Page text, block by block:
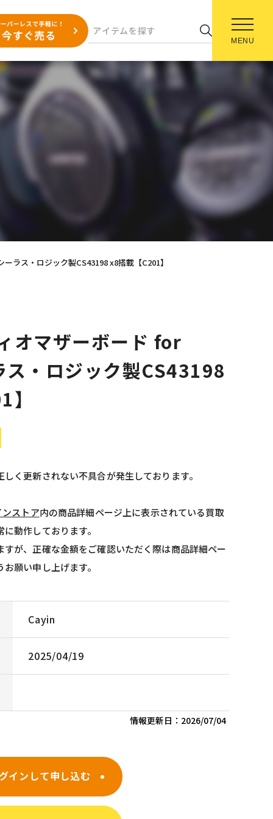
MENU
ラス・ロジック製CS43198 x8搭載【C201】
オマザーボード for
・ロジック製CS43198
く更新されない不具合が発生しております。
ストア内の商品詳細ページ上に表示されている買取
動作しております。
が、正確な金額をご確認いただく際は商品詳細ペー
願い申し上げます。
Cayin
2025/04/19
情報更新日： 2026/07/04
インして申し込む